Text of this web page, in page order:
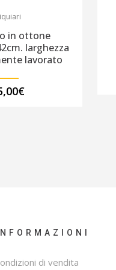
in ottone
larghezza
lavorato
€
di vendita